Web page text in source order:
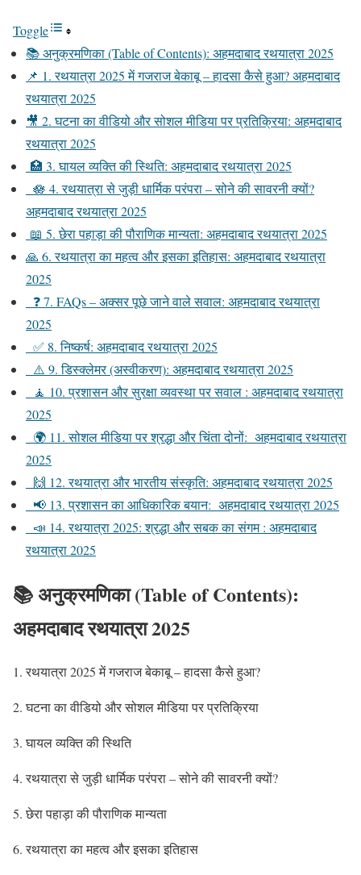
Toggle
📚 अनुक्रमणिका (Table of Contents): अहमदाबाद रथयात्रा 2025
📌 1. रथयात्रा 2025 में गजराज बेकाबू – हादसा कैसे हुआ? अहमदाबाद
रथयात्रा 2025
🎥 2. घटना का वीडियो और सोशल मीडिया पर प्रतिक्रिया: अहमदाबाद
रथयात्रा 2025
🏥 3. घायल व्यक्ति की स्थिति: अहमदाबाद रथयात्रा 2025
🪷 4. रथयात्रा से जुड़ी धार्मिक परंपरा – सोने की सावरनी क्यों?
अहमदाबाद रथयात्रा 2025
📖 5. छेरा पहाड़ा की पौराणिक मान्यता: अहमदाबाद रथयात्रा 2025
🙏 6. रथयात्रा का महत्व और इसका इतिहास: अहमदाबाद रथयात्रा
2025
❓ 7. FAQs – अक्सर पूछे जाने वाले सवाल: अहमदाबाद रथयात्रा
2025
✅ 8. निष्कर्ष: अहमदाबाद रथयात्रा 2025
⚠️ 9. डिस्क्लेमर (अस्वीकरण): अहमदाबाद रथयात्रा 2025
🧘 10. प्रशासन और सुरक्षा व्यवस्था पर सवाल : अहमदाबाद रथयात्रा
2025
🌍 11. सोशल मीडिया पर श्रद्धा और चिंता दोनों: अहमदाबाद रथयात्रा
2025
🙌 12. रथयात्रा और भारतीय संस्कृति: अहमदाबाद रथयात्रा 2025
📢 13. प्रशासन का आधिकारिक बयान: अहमदाबाद रथयात्रा 2025
📣 14. रथयात्रा 2025: श्रद्धा और सबक का संगम : अहमदाबाद
रथयात्रा 2025
📚अनुक्रमणिका (Table of Contents):
अहमदाबाद रथयात्रा 2025
रथयात्रा 2025 में गजराज बेकाबू – हादसा कैसे हुआ?
घटना का वीडियो और सोशल मीडिया पर प्रतिक्रिया
घायल व्यक्ति की स्थिति
रथयात्रा से जुड़ी धार्मिक परंपरा – सोने की सावरनी क्यों?
छेरा पहाड़ा की पौराणिक मान्यता
रथयात्रा का महत्व और इसका इतिहास